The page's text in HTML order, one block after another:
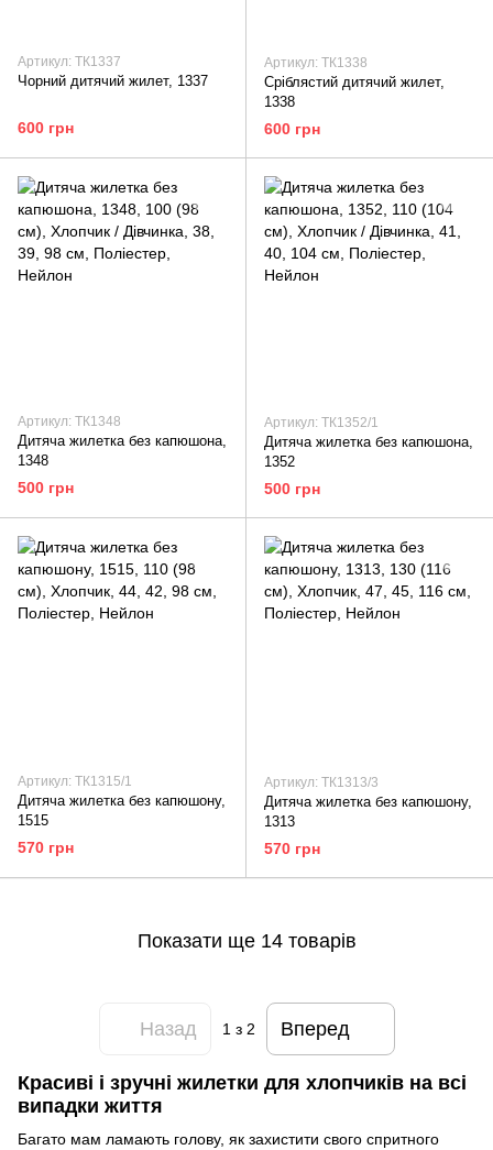
Артикул: ТК1337
Чорний дитячий жилет, 1337
600 грн
Артикул: ТК1338
Сріблястий дитячий жилет,
1338
600 грн
Артикул: ТК1348
Дитяча жилетка без капюшона,
1348
500 грн
Артикул: ТК1352/1
Дитяча жилетка без капюшона,
1352
500 грн
Артикул: ТК1315/1
Дитяча жилетка без капюшону,
1515
570 грн
Артикул: ТК1313/3
Дитяча жилетка без капюшону,
1313
570 грн
Показати ще 14 товарів
Назад 1з 2 Вперед
Красиві і зручні жилетки для хлопчиків на всі
випадки життя
Багато мам ламають голову, як захистити свого спритного